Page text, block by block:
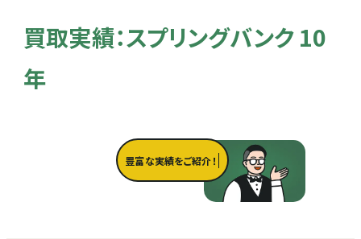
買取実績：スプリングバンク 10
年
豊富な実績をご紹介！